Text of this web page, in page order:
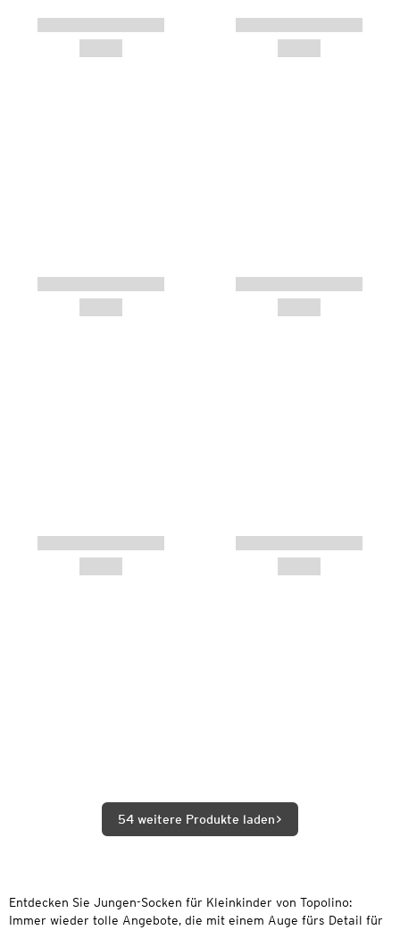
54 weitere Produkte laden
Entdecken Sie Jungen-Socken für Kleinkinder von Topolino:
Immer wieder tolle Angebote, die mit einem Auge fürs Detail für